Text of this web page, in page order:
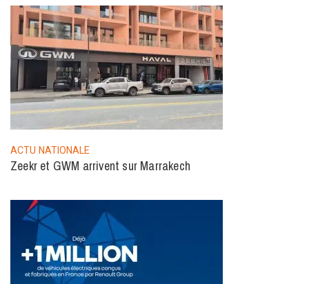
ACTU NATIONALE
Zeekr et GWM arrivent sur Marrakech